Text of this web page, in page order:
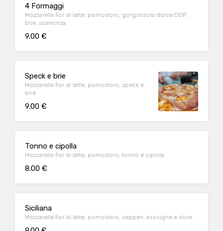
4 Formaggi
Mozzarella fior di latte, pomodoro, gorgonzola dolce DOP,
brie, scamorza
9.00 €
Speck e brie
Mozzarella fior di latte, pomodoro, speck e
brie
9.00 €
Tonno e cipolla
Mozzarella fior di latte, pomodoro, tonno e cipolla
8.00 €
Siciliana
Mozzarella fior di latte, pomodoro, capperi, acciughe e olive